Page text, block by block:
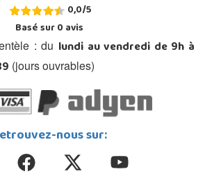
0,0/5
Basé sur0avis
: du lundi au vendredi de 9h à
(jours ouvrables)
nous sur: